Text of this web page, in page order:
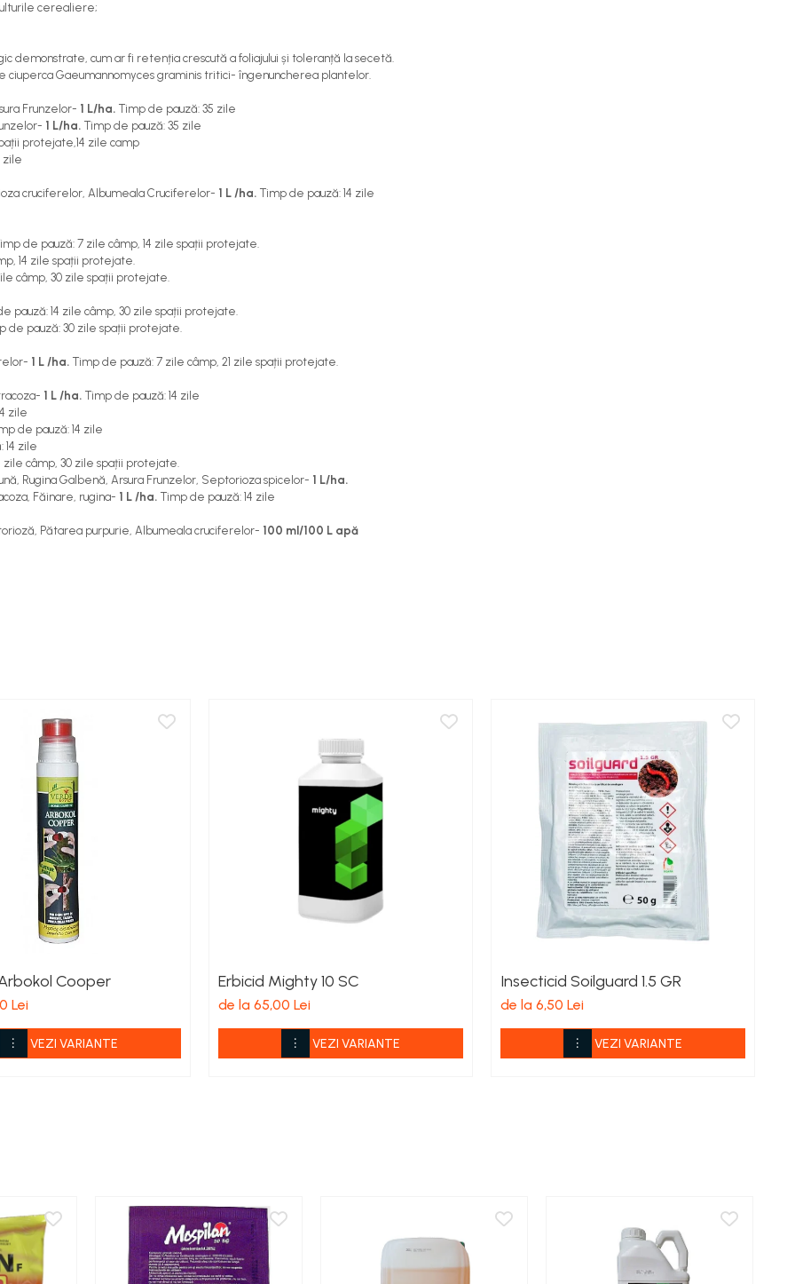
cerealiere;
demonstrate, cum ar fi retenția crescută a foliajului și toleranță la secetă.
Gaeumannomyces graminis tritici- îngenuncherea plantelor.
Frunzelor- 1 L/ha. Timp de pauză: 35 zile
1 L/ha. Timp de pauză: 35 zile
protejate,14 zile camp
zile
cruciferelor, Albumeala Cruciferelor- 1 L /ha. Timp de pauză: 14 zile
de pauză: 7 zile câmp, 14 zile spații protejate.
14 zile spații protejate.
câmp, 30 zile spații protejate.
pauză: 14 zile câmp, 30 zile spații protejate.
de pauză: 30 zile spații protejate.
1 L /ha. Timp de pauză: 7 zile câmp, 21 zile spații protejate.
1 L /ha. Timp de pauză: 14 zile
zile
de pauză: 14 zile
14 zile
zile câmp, 30 zile spații protejate.
Rugina Galbenă, Arsura Frunzelor, Septorioza spicelor- 1 L/ha.
Făinare, rugina- 1 L /ha. Timp de pauză: 14 zile
Pătarea purpurie, Albumeala cruciferelor- 100 ml/100 L apă
Cooper
Lei
VEZI VARIANTE
Erbicid Mighty 10 SC
de la 65,00 Lei
VEZI VARIANTE
Insecticid Soilguard 1.5 GR
de la 6,50 Lei
VEZI VARIANTE